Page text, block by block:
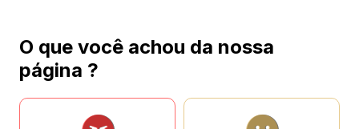
O que você achou da nossa
página ?